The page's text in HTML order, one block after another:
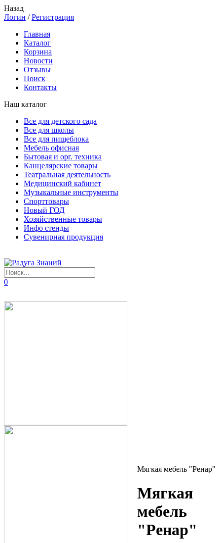
Назад
Логин /Регистрация
Главная
Каталог
Корзина
Новости
Отзывы
Поиск
Контакты
Наш каталог
Все для детского сада
Все для школы
Все для пищеблока
Мебель офисная
Бытовая и орг. техника
Канцелярские товары
Театральная деятельность
Медицинский кабинет
Музыкальные инструменты
Спорттовары
Новый ГОД
Хозяйственные товары
Инфо стенды
Сувенирная продукция
0
Мягкая мебель "Ренар"
Мягкая
мебель
"Ренар"